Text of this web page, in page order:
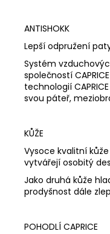
ANTISHOKK
Lepší odpružení
Systém
společností
technologií
svou páteř,
KŮŽE
Vysoce kvalitní
vytvářejí osobitý
Jako druhá kůže
prodyšnost dále
POHODLÍ CAPRICE